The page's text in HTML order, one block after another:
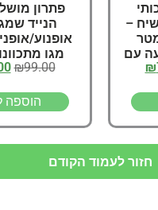
–
2.40-3 מטר
עם
₪
פתרון
הנייד
אופנוע/
מגן
לחכה עם
₪99.00
הוספה
חזור לעמוד הקודם